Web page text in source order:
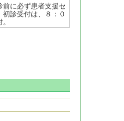
に必ず患者支援セ
診受付は、８：０